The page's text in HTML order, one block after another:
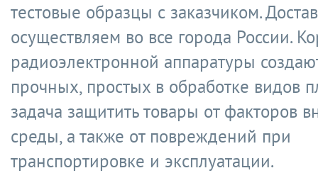
тестовые образцы с заказчиком.
осуществляем во все города России.
радиоэлектронной аппаратуры
прочных, простых в обработке видов
задача защитить товары от факторов
среды, а также от повреждений при
транспортировке и эксплуатации.